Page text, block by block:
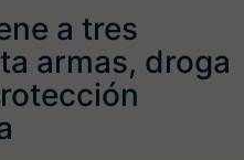
a tres
armas, droga